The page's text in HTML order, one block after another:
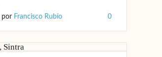
por Francisco Rubio 0